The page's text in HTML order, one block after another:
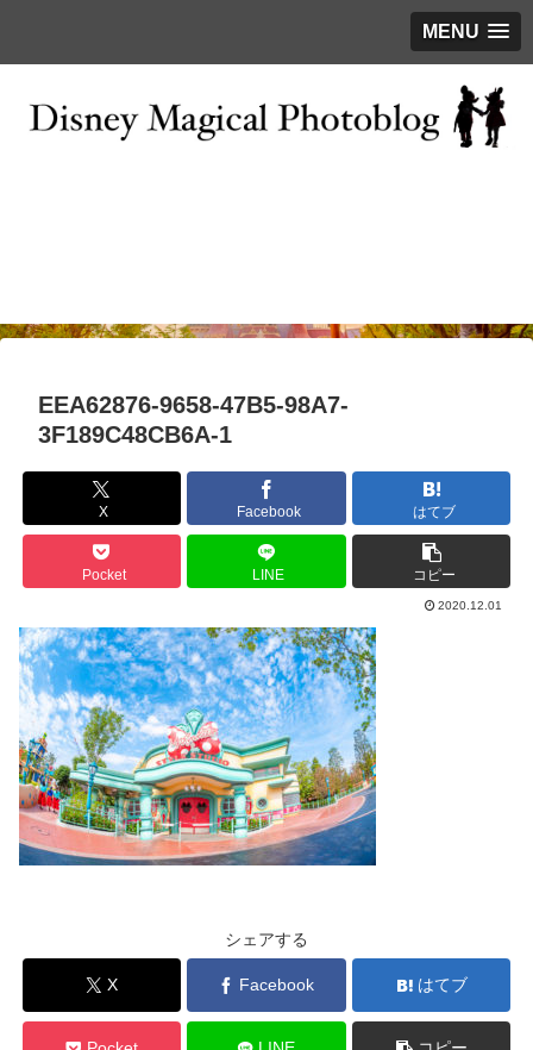
MENU
EEA62876-9658-47B5-98A7-
3F189C48CB6A-1
X Facebook はてブ
Pocket LINE コピー
2020.12.01
シェアする
X Facebook はてブ